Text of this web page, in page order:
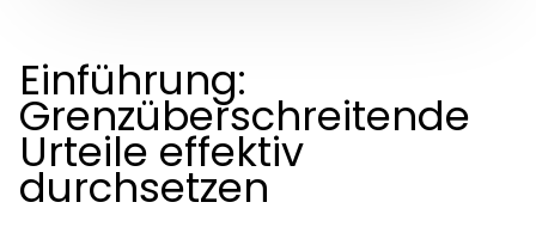
Einführung:
Grenzüberschreitende
Urteile effektiv
durchsetzen